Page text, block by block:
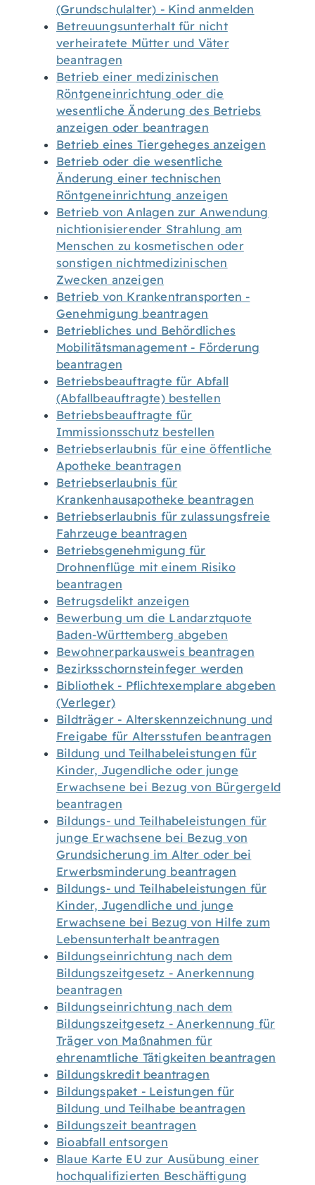
(Grundschulalter) - Kind anmelden
Betreuungsunterhalt für nicht
verheiratete Mütter und Väter
beantragen
Betrieb einer medizinischen
Röntgeneinrichtung oder die
wesentliche Änderung des Betriebs
anzeigen oder beantragen
Betrieb eines Tiergeheges anzeigen
Betrieb oder die wesentliche
Änderung einer technischen
Röntgeneinrichtung anzeigen
Betrieb von Anlagen zur Anwendung
nichtionisierender Strahlung am
Menschen zu kosmetischen oder
sonstigen nichtmedizinischen
Zwecken anzeigen
Betrieb von Krankentransporten -
Genehmigung beantragen
Betriebliches und Behördliches
Mobilitätsmanagement - Förderung
beantragen
Betriebsbeauftragte für Abfall
(Abfallbeauftragte) bestellen
Betriebsbeauftragte für
Immissionsschutz bestellen
Betriebserlaubnis für eine öffentliche
Apotheke beantragen
Betriebserlaubnis für
Krankenhausapotheke beantragen
Betriebserlaubnis für zulassungsfreie
Fahrzeuge beantragen
Betriebsgenehmigung für
Drohnenflüge mit einem Risiko
beantragen
Betrugsdelikt anzeigen
Bewerbung um die Landarztquote
Baden-Württemberg abgeben
Bewohnerparkausweis beantragen
Bezirksschornsteinfeger werden
Bibliothek - Pflichtexemplare abgeben
(Verleger)
Bildträger - Alterskennzeichnung und
Freigabe für Altersstufen beantragen
Bildung und Teilhabeleistungen für
Kinder, Jugendliche oder junge
Erwachsene bei Bezug von Bürgergeld
beantragen
Bildungs- und Teilhabeleistungen für
junge Erwachsene bei Bezug von
Grundsicherung im Alter oder bei
Erwerbsminderung beantragen
Bildungs- und Teilhabeleistungen für
Kinder, Jugendliche und junge
Erwachsene bei Bezug von Hilfe zum
Lebensunterhalt beantragen
Bildungseinrichtung nach dem
Bildungszeitgesetz - Anerkennung
beantragen
Bildungseinrichtung nach dem
Bildungszeitgesetz - Anerkennung für
Träger von Maßnahmen für
ehrenamtliche Tätigkeiten beantragen
Bildungskredit beantragen
Bildungspaket - Leistungen für
Bildung und Teilhabe beantragen
Bildungszeit beantragen
Bioabfall entsorgen
Blaue Karte EU zur Ausübung einer
hochqualifizierten Beschäftigung